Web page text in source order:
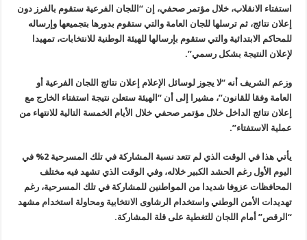
استفتاء الانقلاب، خلال مؤتمر صحفي، إن “اللجان الفرعية ستقوم بالفرز دون
إعلان نتائج، ثم ترسلها للجان العامة والتي ستقوم بدورها بتجميعها وإرساله
للمحاكم الابتدائية والتي ستقوم بإرسالها للهيئة الوطنية للانتخابات، تمهيدا
لإعلان النتيجة بشكل رسمي”.
وزعم الشريف أنه “لا يجوز لوسائل الإعلام إعلان نتائج اللجان الفرعية أو
العامة وفقا للقانون”، مشيرا إلى أن “الهيئة ستعلن نتيجة استفتاء الخارج مع
إعلان نتائج الداخل خلال مؤتمر صحفي خلال الأيام الخمسة التالية للانتهاء من
عملية الاستفتاء”.
يأتي هذا في الوقت الذي لم تتعد نسبة المشاركة في تلك المسرحية 2% في
اليوم الأول رغم الحشد الكبير خلاله، وفي الوقت الذي تشهد فيه مختلف
المحافظات عزوفا شديدا من المواطنين للمشاركة في تلك المسرحية، رغم
تهديدات الأمن الوطني واستخدام الرشاوى الانتخابية ومحاولة استخدام مشهد
“الرقص” أمام اللجان للتغطية على قلة المشاركة.